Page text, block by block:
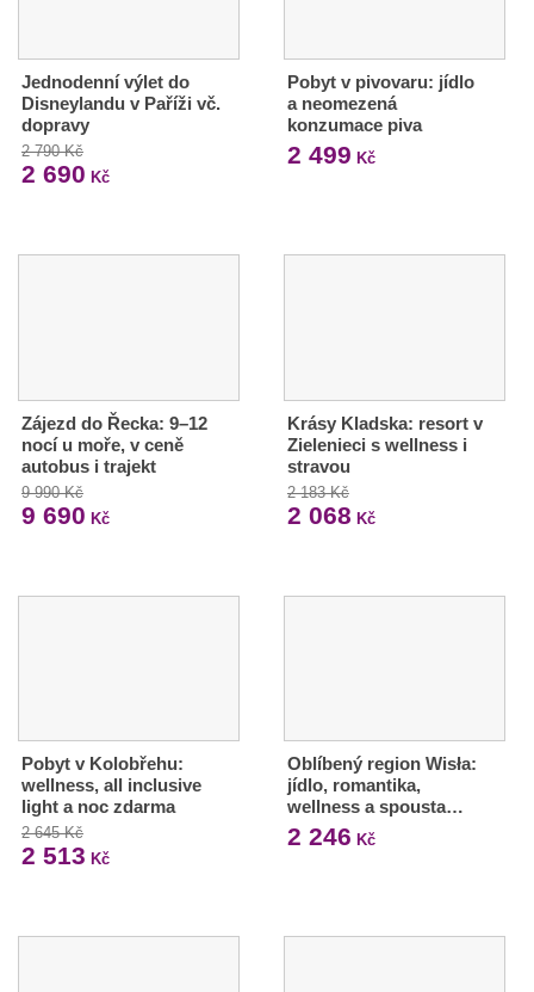
Jednodenní výlet do
Disneylandu v Paříži vč.
dopravy
2 790 Kč
2 690 Kč
Pobyt v pivovaru: jídlo
a neomezená
konzumace piva
2 499 Kč
Zájezd do Řecka: 9–12
nocí u moře, v ceně
autobus i trajekt
9 990 Kč
9 690 Kč
Krásy Kladska: resort v
Zielenieci s wellness i
stravou
2 183 Kč
2 068 Kč
Pobyt v Kolobřehu:
wellness, all inclusive
light a noc zdarma
2 645 Kč
2 513 Kč
Oblíbený region Wisła:
jídlo, romantika,
wellness a spousta…
2 246 Kč